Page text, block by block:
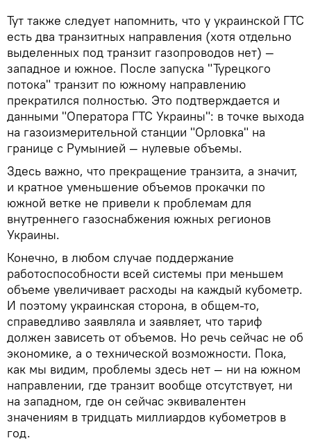
Тут также следует напомнить, что у украинской ГТС
есть два транзитных направления (хотя отдельно
выделенных под транзит газопроводов нет) —
западное и южное. После запуска "Турецкого
потока" транзит по южному направлению
прекратился полностью. Это подтверждается и
данными "Оператора ГТС Украины": в точке выхода
на газоизмерительной станции "Орловка" на
границе с Румынией — нулевые объемы.
Здесь важно, что прекращение транзита, а значит,
и кратное уменьшение объемов прокачки по
южной ветке не привели к проблемам для
внутреннего газоснабжения южных регионов
Украины.
Конечно, в любом случае поддержание
работоспособности всей системы при меньшем
объеме увеличивает расходы на каждый кубометр.
И поэтому украинская сторона, в общем-то,
справедливо заявляла и заявляет, что тариф
должен зависеть от объемов. Но речь сейчас не об
экономике, а о технической возможности. Пока,
как мы видим, проблемы здесь нет — ни на южном
направлении, где транзит вообще отсутствует, ни
на западном, где он сейчас эквивалентен
значениям в тридцать миллиардов кубометров в
год.